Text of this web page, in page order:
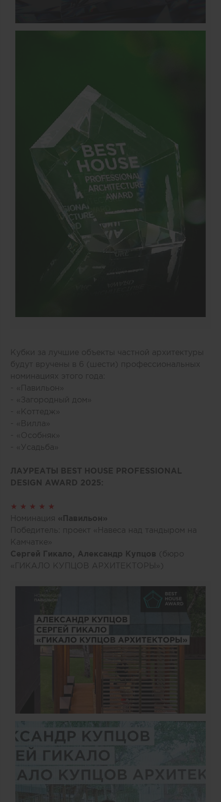
Кубки за лучшие объекты частной архитектуры
будут вручены в 6 (шести) профессиональных
номинациях этого года:
- «Павильон»
- «Загородный дом»
- «Коттедж»
- «Вилла»
- «Особняк»
- «Усадьба»
ЛАУРЕАТЫ BEST HOUSE PROFESSIONAL
DESIGN AWARD 2025:
★ ★ ★ ★ ★
Номинация «Павильон»
Победитель: проект «Навеса над тандыром на
Камчатке»
Сергей Гикало, Александр Купцов (бюро
«ГИКАЛО КУПЦОВ АРХИТЕКТОРЫ»)